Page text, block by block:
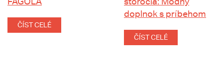
ČÍST CELÉ
doplnok s príbehom
ČÍST CELÉ